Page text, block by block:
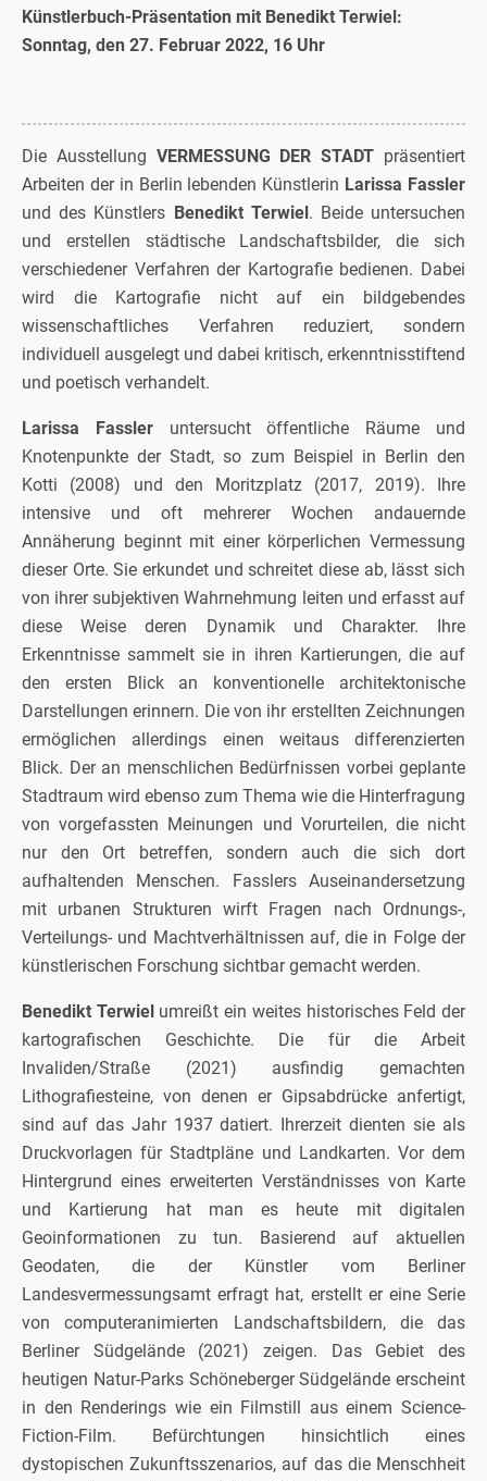
Künstlerbuch-Präsentation mit Benedikt Terwiel:
Sonntag, den 27. Februar 2022, 16 Uhr
Die Ausstellung VERMESSUNG DER STADT präsentiert
Arbeiten der in Berlin lebenden Künstlerin Larissa Fassler
und des Künstlers Benedikt Terwiel. Beide untersuchen
und erstellen städtische Landschaftsbilder, die sich
verschiedener Verfahren der Kartografie bedienen. Dabei
wird die Kartografie nicht auf ein bildgebendes
wissenschaftliches Verfahren reduziert, sondern
individuell ausgelegt und dabei kritisch, erkenntnisstiftend
und poetisch verhandelt.
Larissa Fassleruntersucht öffentliche Räume und
Knotenpunkte der Stadt, so zum Beispiel in Berlin den
Kotti (2008) und den Moritzplatz (2017, 2019). Ihre
intensive und oft mehrerer Wochen andauernde
Annäherung beginnt mit einer körperlichen Vermessung
dieser Orte. Sie erkundet und schreitet diese ab, lässt sich
von ihrer subjektiven Wahrnehmung leiten und erfasst auf
diese Weise deren Dynamik und Charakter. Ihre
Erkenntnisse sammelt sie in ihren Kartierungen, die auf
den ersten Blick an konventionelle architektonische
Darstellungen erinnern. Die von ihr erstellten Zeichnungen
ermöglichen allerdings einen weitaus differenzierten
Blick. Der an menschlichen Bedürfnissen vorbei geplante
Stadtraum wird ebenso zum Thema wie die Hinterfragung
von vorgefassten Meinungen und Vorurteilen, die nicht
nur den Ort betreffen, sondern auch die sich dort
aufhaltenden Menschen. Fasslers Auseinandersetzung
mit urbanen Strukturen wirft Fragen nach Ordnungs-,
Verteilungs- und Machtverhältnissen auf, die in Folge der
künstlerischen Forschung sichtbar gemacht werden.
Benedikt Terwielumreißt ein weites historisches Feld der
kartografischen Geschichte. Die für die Arbeit
Invaliden/Straße (2021) ausfindig gemachten
Lithografiesteine, von denen er Gipsabdrücke anfertigt,
sind auf das Jahr 1937 datiert. Ihrerzeit dienten sie als
Druckvorlagen für Stadtpläne und Landkarten. Vor dem
Hintergrund eines erweiterten Verständnisses von Karte
und Kartierung hat man es heute mit digitalen
Geoinformationen zu tun. Basierend auf aktuellen
Geodaten, die der Künstler vom Berliner
Landesvermessungsamt erfragt hat, erstellt er eine Serie
von computeranimierten Landschaftsbildern, die das
Berliner Südgelände (2021) zeigen. Das Gebiet des
heutigen Natur-Parks Schöneberger Südgelände erscheint
in den Renderings wie ein Filmstill aus einem Science-
Fiction-Film. Befürchtungen hinsichtlich eines
dystopischen Zukunftsszenarios, auf das die Menschheit